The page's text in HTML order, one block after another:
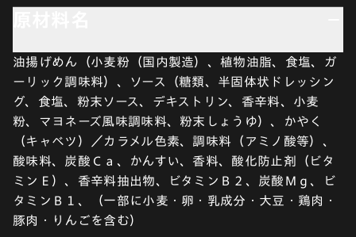
油揚げめん（小麦粉（国内製造）、植物油脂、食塩、ガ
ーリック調味料）、ソース（糖類、半固体状ドレッシン
グ、食塩、粉末ソース、デキストリン、香辛料、小麦
粉、マヨネーズ風味調味料、粉末しょうゆ）、かやく
（キャベツ）／カラメル色素、調味料（アミノ酸等）、
酸味料、炭酸Ｃａ、かんすい、香料、酸化防止剤（ビタ
ミンＥ）、香辛料抽出物、ビタミンＢ２、炭酸Ｍｇ、ビ
タミンＢ１、（一部に小麦・卵・乳成分・大豆・鶏肉・
豚肉・りんごを含む）